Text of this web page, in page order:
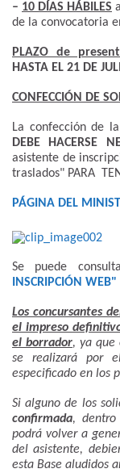
– 10 DÍAS HÁBILES
de la convocatoria
PLAZO de
HASTA EL 21 DE
CONFECCIÓN DE
La confección de
DEBE HACERSE
asistente de
traslados" PARA
PÁGINA DEL
Se puede
INSCRIPCIÓN WEB"
Los concursantes
el impreso
el borrador, ya que
se realizará por
especificado en los
Si alguno de los
confirmada, dentro
podrá volver a
del asistente,
esta Base aludidos